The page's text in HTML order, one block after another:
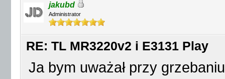
jakubd
Administrator
RE: TL MR3220v2 i E3131 Play
Ja bym uważał przy